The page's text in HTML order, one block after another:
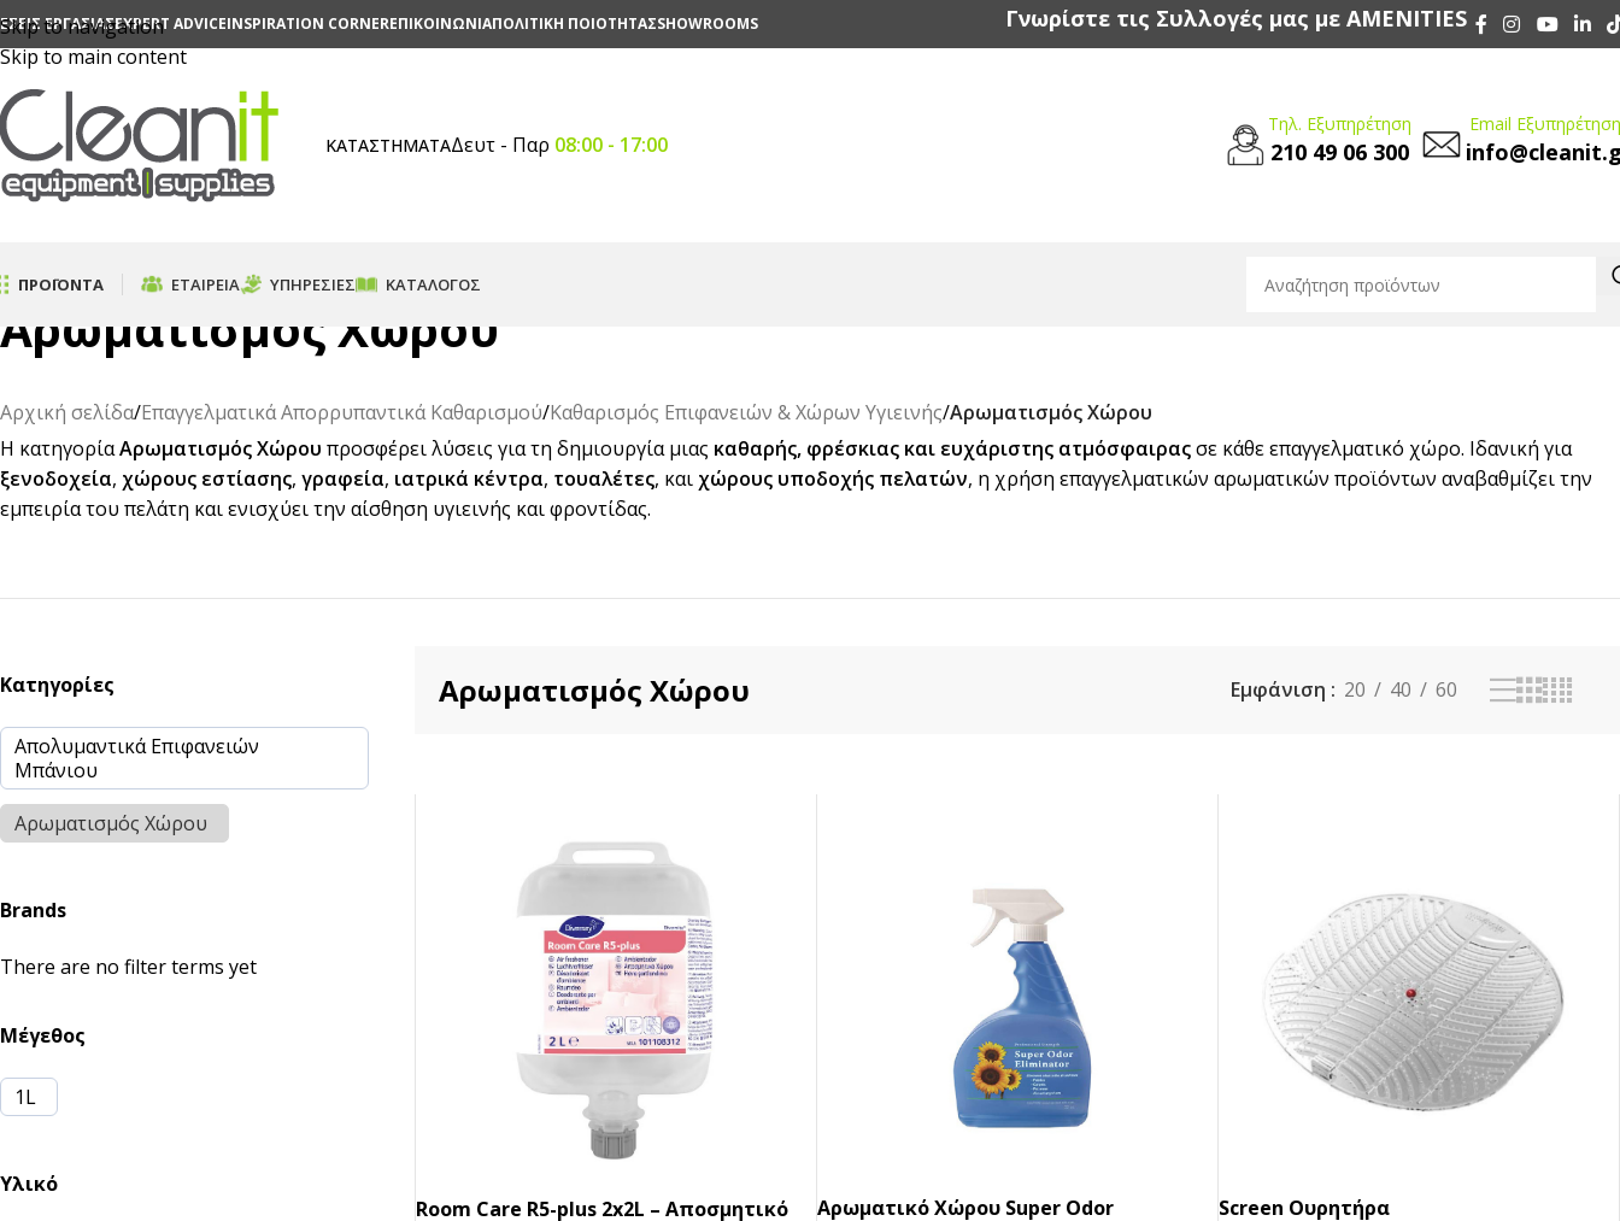
Skip to navigation
Skip to main content
ΕΡΓΑΣΙΑΣEXPERT ADVICEINSPIRATION CORNERΕΠΙΚΟΙΝΩΝΙΑΠΟΛΙΤΙΚΗ ΠΟΙΟΤΗΤΑΣSHOWROOMS Γνωρίστε τις Συλλογές μας με AMENITIES
ΚΑΤΑΣΤΗΜΑΤΑΔευτ - Παρ 08:00 - 17:00
Τηλ. Εξυπηρέτηση
210 49 06 300
Email
ΠΡΟΪΟΝΤΑ ΕΤΑΙΡΕΊΑ ΥΠΗΡΕΣΊΕΣ ΚΑΤΆΛΟΓΟΣ
Αρωματισμός Χώρου
Αρχική σελίδα/Επαγγελματικά Απορρυπαντικά Καθαρισμού/Καθαρισμός Επιφανειών & Χώρων Υγιεινής/Αρωματισμός Χώρου
Η κατηγορίαΑρωματισμός Χώρου προσφέρει λύσεις για τη δημιουργία μιας καθαρής, φρέσκιας και ευχάριστης ατμόσφαιραςσε κάθε επαγγελματικό χώρο. Ιδανική για
ξενοδοχεία, χώρους εστίασης, γραφεία, ιατρικά κέντρα, τουαλέτες, και χώρους υποδοχής πελατών, η χρήση επαγγελματικών αρωματικών προϊόντων αναβαθμίζει την
εμπειρία του πελάτη και ενισχύει την αίσθηση υγιεινής και φροντίδας.
Κατηγορίες
Απολυμαντικά Επιφανειών
Μπάνιου
Αρωματισμός Χώρου
Brands
There are no filter terms yet
Μέγεθος
1L
Υλικό
Αρωματισμός Χώρου Εμφάνιση 20 40 60
Room Care R5-plus 2x2L – Αποσμητικό
Αρωματικό Xώρου Super Odor
Screen Oυρητήρα